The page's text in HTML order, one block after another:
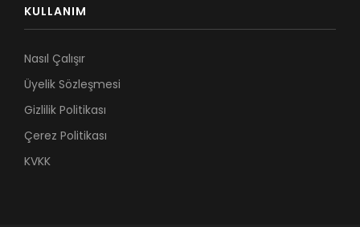
KULLANIM
Nasıl Çalışır
Üyelik Sözleşmesi
Gizlilik Politikası
Çerez Politikası
KVKK